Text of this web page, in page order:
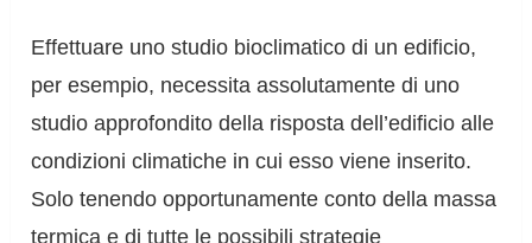
Effettuare uno studio bioclimatico di un edificio,
per esempio, necessita assolutamente di uno
studio approfondito della risposta dell’edificio alle
condizioni climatiche in cui esso viene inserito.
Solo tenendo opportunamente conto della massa
termica e di tutte le possibili strategie